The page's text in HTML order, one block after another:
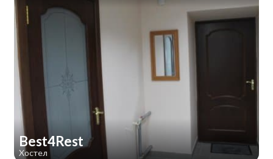
Best4Rest
Хостел